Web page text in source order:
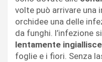
volte può arrivare una
orchidee una delle
da funghi. l’infezione
lentamente ingiallisce
foglie e i fiori. Senza